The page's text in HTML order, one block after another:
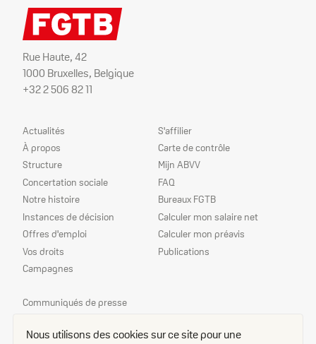
Rue Haute, 42
1000 Bruxelles, Belgique
+32 2 506 82 11
Plan
du
site
Actualités
À propos
Structure
Concertation sociale
Notre histoire
Instances de décision
Offres d'emploi
Vos droits
Campagnes
Nos
services
S'affilier
Carte de contrôle
Mijn ABVV
FAQ
Bureaux FGTB
Calculer mon salaire net
Calculer mon préavis
Publications
Nos
Communiqués de presse
Délégué(e)s
Nous utilisons des cookies sur ce site pour une